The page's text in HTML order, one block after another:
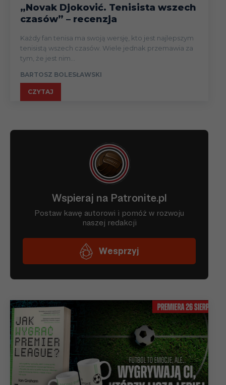
„Novak Djoković. Tenisista wszech
czasów” – recenzja
Każdy fan tenisa ma swoją wersję, kto jest najlepszym
tenisistą wszech czasów. Wiele jednak przemawia za
tym, że jest nim...
BARTOSZ BOLESŁAWSKI
CZYTAJ